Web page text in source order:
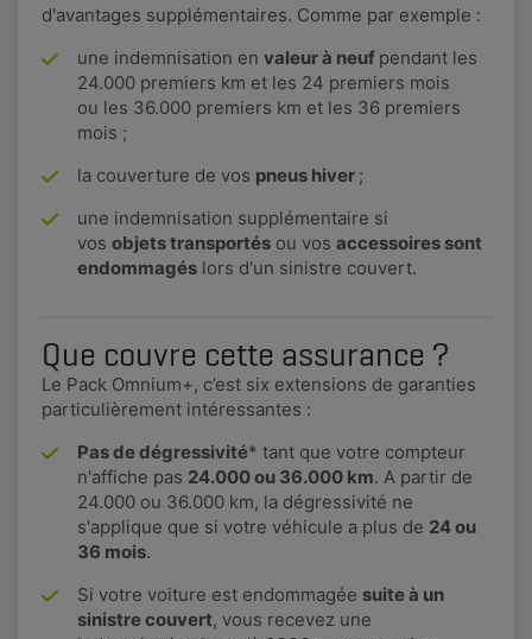
d'avantages supplémentaires. Comme par exemple :
une indemnisation en valeur à neuf pendant les
24.000 premiers km et les 24 premiers mois
ou les 36.000 premiers km et les 36 premiers
mois ;
la couverture de vos pneus hiver ;
une indemnisation supplémentaire si
vos objets transportés ou vos accessoires sont
endommagés lors d'un sinistre couvert.
Que couvre cette assurance ?
Le Pack Omnium+, c’est six extensions de garanties
particulièrement intéressantes :
Pas de dégressivité* tant que votre compteur
n'affiche pas 24.000 ou 36.000 km. A partir de
24.000 ou 36.000 km, la dégressivité ne
s'applique que si votre véhicule a plus de 24 ou
36 mois.
Si votre voiture est endommagée suite à un
sinistre couvert, vous recevez une